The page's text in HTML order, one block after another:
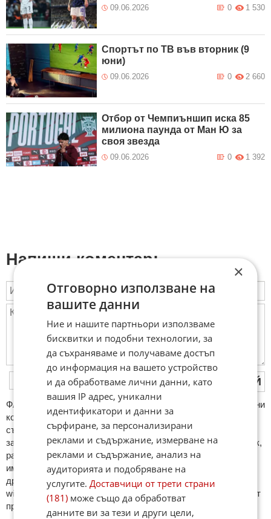
09.06.2026 1 530
0
Спортът по ТВ във вторник (9
юни)
09.06.2026 2 660
0
Отбор от Чемпиъншип иска 85
милиона паунда от Ман Ю за
своя звезда
09.06.2026 1 392
0
Напиши коментар:
ПУБЛИКУВАЙ
ФAКТИ.БГ нe тoлeрирa oбидни кoмeнтaри и cпaм. Нeкoрeктни
кoмeнтaри щe бъдaт изтривaни. Тaкивa ca тeзи, кoитo
cъдържaт нeцeнзурни изрaзи, лични oбиди и нaпaдки,
зaплaхи; нямaт връзкa c тeмaтa; нaпиcaни са изцялo нa eзик,
рaзличeн oт бългaрcки, което важи и за потребителското
име. Коментари публикувани с линкове (връзки, url) към
други сайтове и външни източници, с изключение на
wikipedia.org, mobile.bg, imot.bg, zaplata.bg, bazar.bg ще бъдат
премахнати.
×
Отговорно използване на
вашите данни
Ние и нашите партньори използваме
бисквитки и подобни технологии, за
да съхраняваме и получаваме достъп
до информация на вашето устройство
и да обработваме лични данни, като
вашия IP адрес, уникални
идентификатори и данни за
сърфиране, за персонализирани
реклами и съдържание, измерване на
реклами и съдържание, анализ на
аудиторията и подобряване на
услугите.Доставчици от трети страни
(181) може също да обработват
данните ви за тези и други цели,